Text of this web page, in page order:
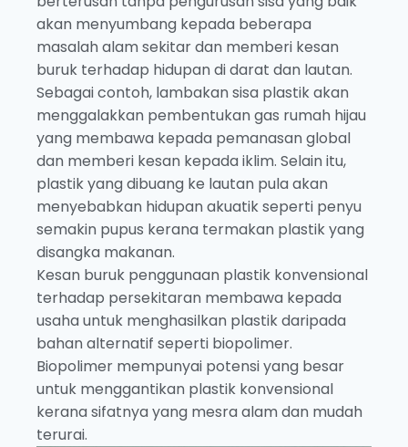
akan menyumbang kepada beberapa
masalah alam sekitar dan memberi kesan
buruk terhadap hidupan di darat dan lautan.
Sebagai contoh, lambakan sisa plastik akan
menggalakkan pembentukan gas rumah hijau
yang membawa kepada pemanasan global
dan memberi kesan kepada iklim. Selain itu,
plastik yang dibuang ke lautan pula akan
menyebabkan hidupan akuatik seperti penyu
semakin pupus kerana termakan plastik yang
disangka makanan.
Kesan buruk penggunaan plastik konvensional
terhadap persekitaran membawa kepada
usaha untuk menghasilkan plastik daripada
bahan alternatif seperti biopolimer.
Biopolimer mempunyai potensi yang besar
untuk menggantikan plastik konvensional
kerana sifatnya yang mesra alam dan mudah
terurai.